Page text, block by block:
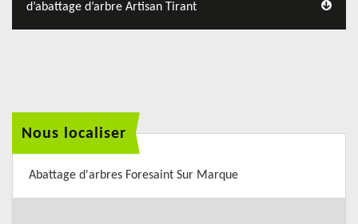
d’abattage d’arbre Artisan Tirant
Nous localiser
Abattage d'arbres Foresaint Sur Marque